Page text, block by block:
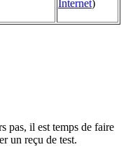
Internet)
pas, il est temps de faire
un reçu de test.